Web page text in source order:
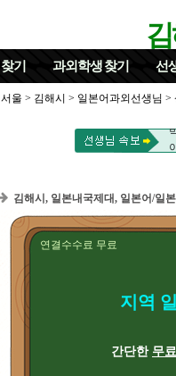
찾기 과외학생찾기 선
서울 > 김해시 > 일본어과외선생님 >
김해시, 일본내국제대, 일본어/일
연결수수료 무료
지역
간단한 무